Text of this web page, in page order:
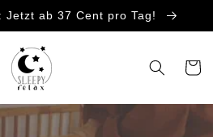
Jetzt ab 37 Cent pro Tag!